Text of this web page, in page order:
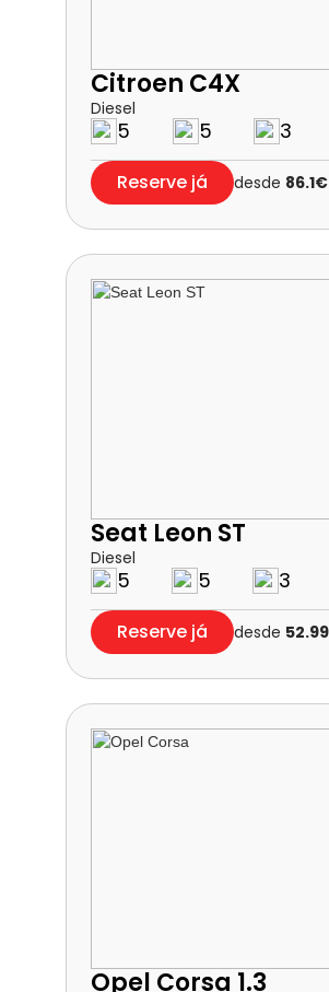
Citroen C4X
Diesel
5 5 3
Reserve já desde 86.1€
Seat Leon ST
Diesel
5 5 3
Reserve já desde
Opel Corsa 1.3